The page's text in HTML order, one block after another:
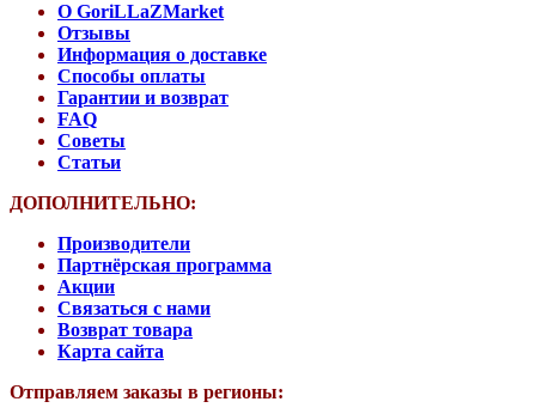
О GoriLLaZMarket
Отзывы
Информация о доставке
Способы оплаты
Гарантии и возврат
FAQ
Советы
Статьи
ДОПОЛНИТЕЛЬНО:
Производители
Партнёрская программа
Акции
Связаться с нами
Возврат товара
Карта сайта
Отправляем заказы в регионы: